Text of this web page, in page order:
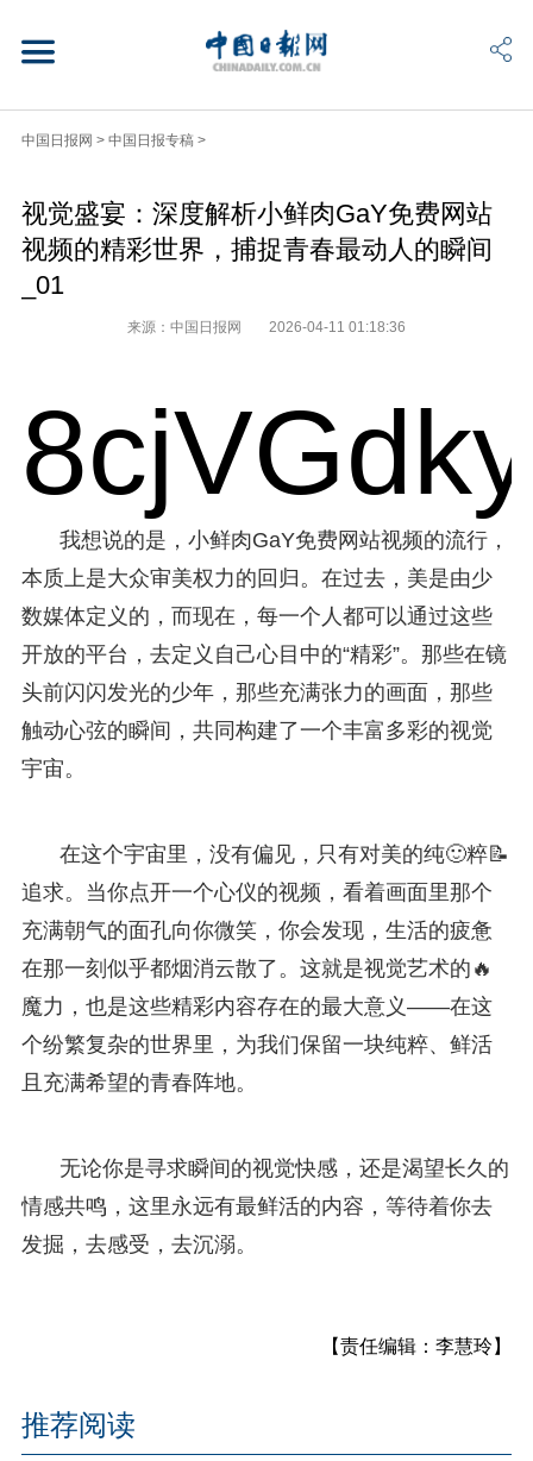
中国日报网 > 中国日报专稿 >
视觉盛宴：深度解析小鲜肉GaY免费网站
视频的精彩世界，捕捉青春最动人的瞬间
_01
来源：中国日报网 2026-04-11 01:18:36
我想说的是，小鲜肉GaY免费网站视频的流行，
本质上是大众审美权力的回归。在过去，美是由少
数媒体定义的，而现在，每一个人都可以通过这些
开放的平台，去定义自己心目中的“精彩”。那些在镜
头前闪闪发光的少年，那些充满张力的画面，那些
触动心弦的瞬间，共同构建了一个丰富多彩的视觉
宇宙。
在这个宇宙里，没有偏见，只有对美的纯🙂粹📝
追求。当你点开一个心仪的视频，看着画面里那个
充满朝气的面孔向你微笑，你会发现，生活的疲惫
在那一刻似乎都烟消云散了。这就是视觉艺术的🔥
魔力，也是这些精彩内容存在的最大意义——在这
个纷繁复杂的世界里，为我们保留一块纯粹、鲜活
且充满希望的青春阵地。
无论你是寻求瞬间的视觉快感，还是渴望长久的
情感共鸣，这里永远有最鲜活的内容，等待着你去
发掘，去感受，去沉溺。
【责任编辑：李慧玲】
推荐阅读